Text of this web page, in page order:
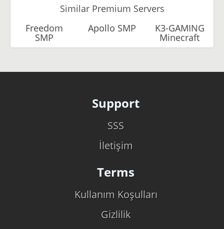
Similar Premium Servers
Freedom
SMP
Apollo SMP K3-GAMING
Minecraft
Support
SSS
İletişim
Terms
Kullanım Koşulları
Gizlilik